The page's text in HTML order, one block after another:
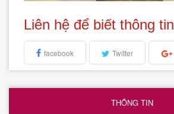
Liên hệ để biết thông tin
facebook Twitter
THÔNG TIN